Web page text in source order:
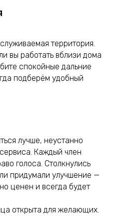
территория.
вы работать вблизи дома
спокойные дальние
подберём удобный
лучше, неустанно
Каждый член
голоса. Столкнулись
придумали улучшение —
ценен и всегда будет
открыта для желающих.